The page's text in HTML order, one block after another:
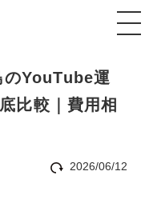
のYouTube運
比較｜費用相
2026/06/12